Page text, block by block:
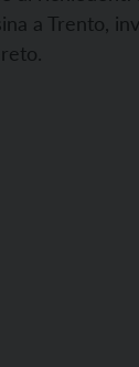
a Trento,